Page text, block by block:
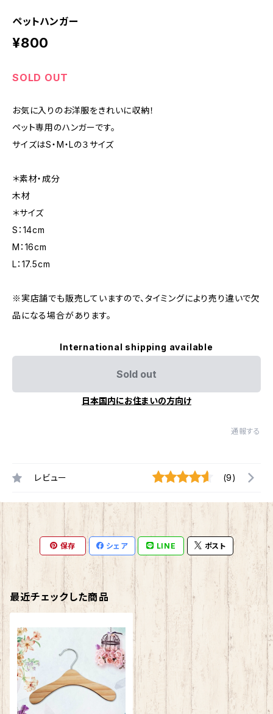
ペットハンガー
¥800
SOLD OUT
お気に入りのお洋服をきれいに収納！
ペット専用のハンガーです。
サイズはS・M・Lの３サイズ
＊素材・成分
木材
＊サイズ
S：14cm
M：16cm
L：17.5cm
※実店舗でも販売していますので、タイミングにより売り違いで欠
品になる場合があります。
International shipping available
Sold out
日本国内にお住まいの方向け
通報する
レビュー (9)
保存 シェア LINE ポスト
最近チェックした商品